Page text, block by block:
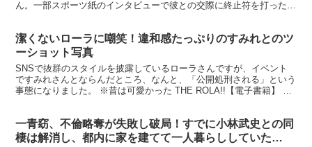
ん。一部スポーツ紙のインタビューで彼との交際に終止符を打ったこ
潔くないローラに嘲笑！違和感たっぷりのすみれとのツ
ーショット写真
SNSで抜群のスタイルを披露しているローラさんですが、イベント
ですみれさんとならんだところ、なんと、「公開処刑される」という
事態になりました。 ※昔は可愛かった THE ROLA!!【電子書籍】 楽
一青窈、不倫略奪が失敗し破局！すでに小林武史との同
棲は解消し、都内に家を建てて一人暮らししていた…